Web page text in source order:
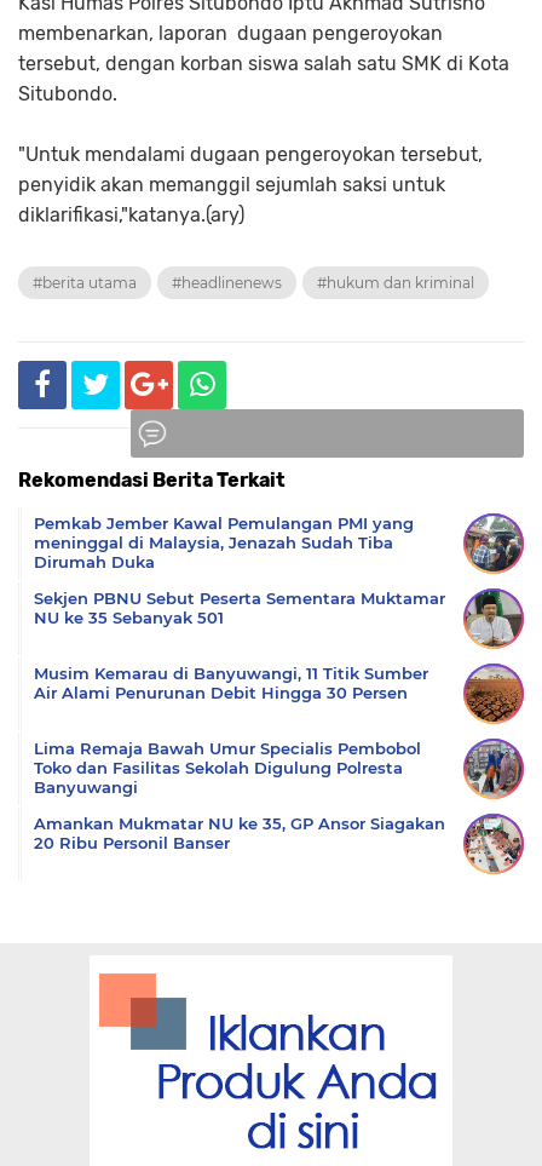
membenarkan, laporan dugaan pengeroyokan
tersebut, dengan korban siswa salah satu SMK di Kota
Situbondo.
"Untuk mendalami dugaan pengeroyokan tersebut,
penyidik akan memanggil sejumlah saksi untuk
diklarifikasi,"katanya.(ary)
#berita utama #headlinenews #hukum dan kriminal
Rekomendasi Berita Terkait
Pemkab Jember Kawal Pemulangan PMI yang
meninggal di Malaysia, Jenazah Sudah Tiba
Dirumah Duka
Sekjen PBNU Sebut Peserta Sementara Muktamar
NU ke 35 Sebanyak 501
Musim Kemarau di Banyuwangi, 11 Titik Sumber
Air Alami Penurunan Debit Hingga 30 Persen
Lima Remaja Bawah Umur Specialis Pembobol
Toko dan Fasilitas Sekolah Digulung Polresta
Banyuwangi
Amankan Mukmatar NU ke 35, GP Ansor Siagakan
20 Ribu Personil Banser